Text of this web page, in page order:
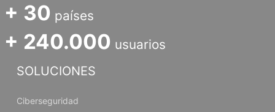
+ 30 países
+ 240.000 usuarios
SOLUCIONES
Ciberseguridad